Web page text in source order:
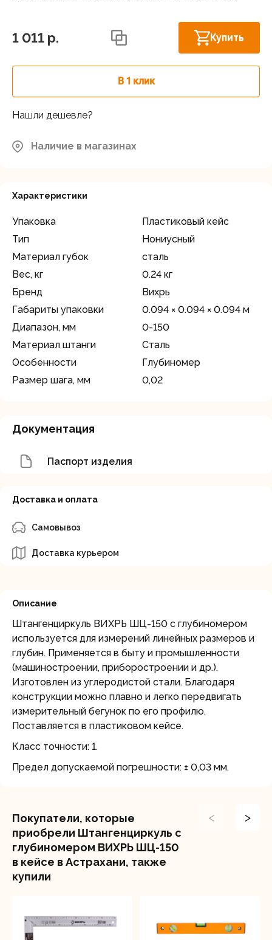
1 011 p. Купить
В 1 клик
Нашли дешевле?
Наличие в магазинах
Характеристики
Упаковка
Пластиковый кейс
Тип
Нониусный
Материал губок
сталь
Вес, кг
0.24 кг
Бренд
Вихрь
Габариты упаковки
0.094 × 0.094 × 0.094 м
Диапазон, мм
0-150
Материал штанги
Сталь
Особенности
Глубиномер
Размер шага, мм
0,02
Документация
Паспорт изделия
Доставка и оплата
Самовывоз
Доставка курьером
Описание
Штангенциркуль ВИХРЬ ШЦ-150 с глубиномером
используется для измерений линейных размеров и
глубин. Применяется в быту и промышленности
(машиностроении, приборостроении и др.).
Изготовлен из углеродистой стали. Благодаря
конструкции можно плавно и легко передвигать
измерительный бегунок по его профилю.
Поставляется в пластиковом кейсе.
Класс точности: 1.
Предел допускаемой погрешности: ± 0,03 мм.
Покупатели, которые
приобрели Штангенциркуль с
глубиномером ВИХРЬ ШЦ-150
в кейсе в Астрахани, также
купили
< >